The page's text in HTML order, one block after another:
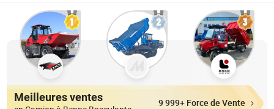
Meilleures ventes 9 999+ Force de Vente